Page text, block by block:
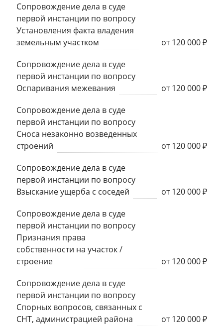
Сопровождение дела в суде
первой инстанции по вопросу
Установления факта владения
земельным участком
от 120 000 ₽
Сопровождение дела в суде
первой инстанции по вопросу
Оспаривания межевания
от 120 000 ₽
Сопровождение дела в суде
первой инстанции по вопросу
Сноса незаконно возведенных
строений
от 120 000 ₽
Сопровождение дела в суде
первой инстанции по вопросу
Взыскание ущерба с соседей
от 120 000 ₽
Сопровождение дела в суде
первой инстанции по вопросу
Признания права
собственности на участок /
строение
от 120 000 ₽
Сопровождение дела в суде
первой инстанции по вопросу
Спорных вопросов, связанных с
СНТ, администрацией района
от 120 000 ₽